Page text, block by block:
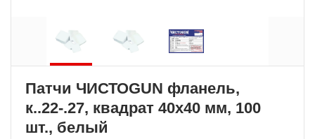
Патчи ЧИСТОGUN фланель,
к..22-.27, квадрат 40х40 мм, 100
шт., белый